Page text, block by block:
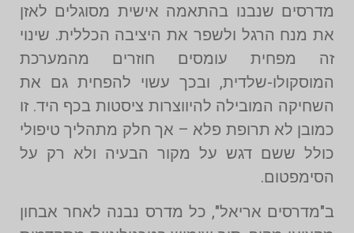
מדרסים שנבנו בהתאמה אישית מסוגלים לאזן
את מנח הרגל ולשפר את היציבה הכללית. שינוי
זה מפחית עומסים חוזרים מהמערכת
המוסקולו-שלדית, ובכך עשוי להפחית גם את
השחיקה המובילה להיווצרות ציסטות בכף היד. זו
כמובן לא תרופת פלא – אך חלק מתהליך טיפולי
כולל ששם דגש על מקור הבעיה ולא רק על
הסימפטום.
ב"מדרסים אריאל", כל מדרס נבנה לאחר אבחון